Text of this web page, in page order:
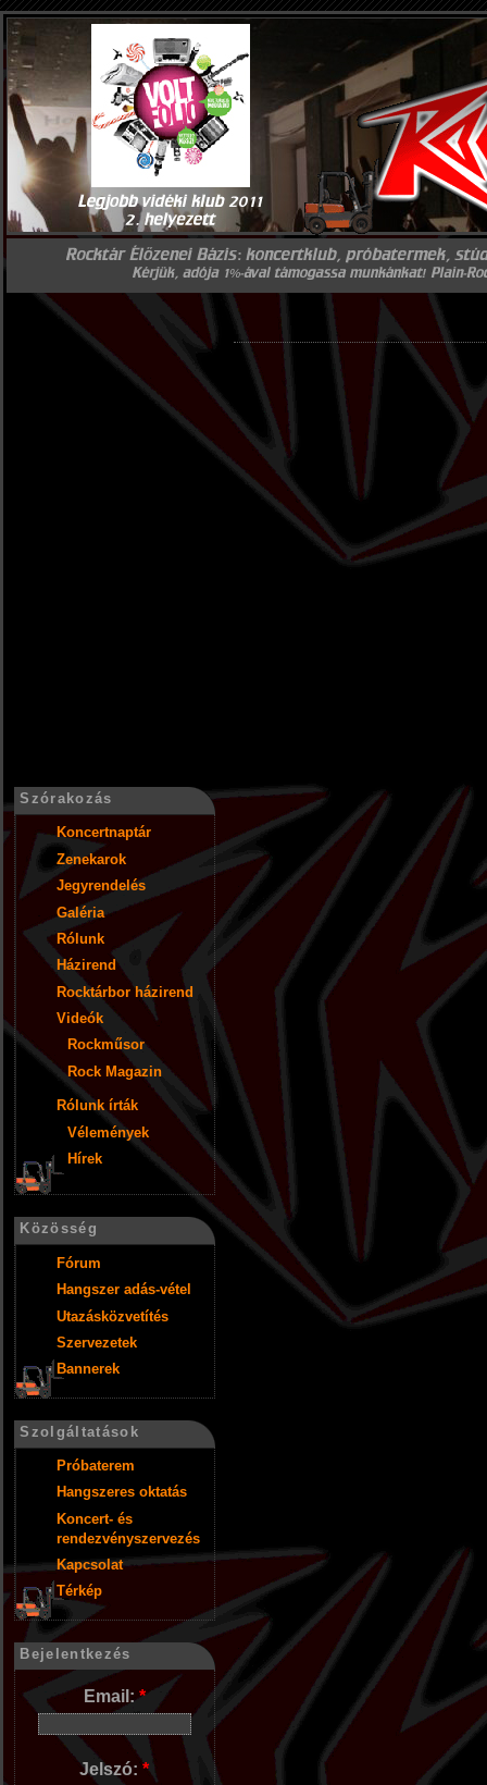
Szórakozás
Koncertnaptár
Zenekarok
Jegyrendelés
Galéria
Rólunk
Házirend
Rocktárbor házirend
Videók
Rockműsor
Rock Magazin
Rólunk írták
Vélemények
Hírek
Közösség
Fórum
Hangszer adás-vétel
Utazásközvetítés
Szervezetek
Bannerek
Szolgáltatások
Próbaterem
Hangszeres oktatás
Koncert- és
rendezvényszervezés
Kapcsolat
Térkép
Bejelentkezés
Email:*
Jelszó:*